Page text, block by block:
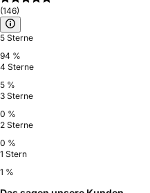
(146)
5 Sterne
94 %
4 Sterne
5 %
3 Sterne
0 %
2 Sterne
0 %
1 Stern
1 %